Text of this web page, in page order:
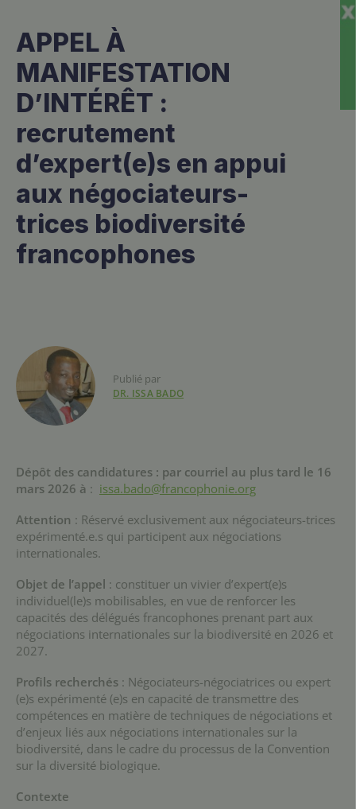
APPEL À
MANIFESTATION
D’INTÉRÊT :
recrutement
d’expert(e)s en appui
aux négociateurs-
trices biodiversité
francophones
Publié par
DR. ISSA BADO
Dépôt des candidatures : par courriel au plus tard le 16
mars 2026 à : issa.bado@francophonie.org
Attention : Réservé exclusivement aux négociateurs-trices
expérimenté.e.s qui participent aux négociations
internationales.
Objet de l’appel : constituer un vivier d’expert(e)s
individuel(le)s mobilisables, en vue de renforcer les
capacités des délégués francophones prenant part aux
négociations internationales sur la biodiversité en 2026 et
2027.
Profils recherchés : Négociateurs-négociatrices ou expert
(e)s expérimenté (e)s en capacité de transmettre des
compétences en matière de techniques de négociations et
d’enjeux liés aux négociations internationales sur la
biodiversité, dans le cadre du processus de la Convention
sur la diversité biologique.
Contexte